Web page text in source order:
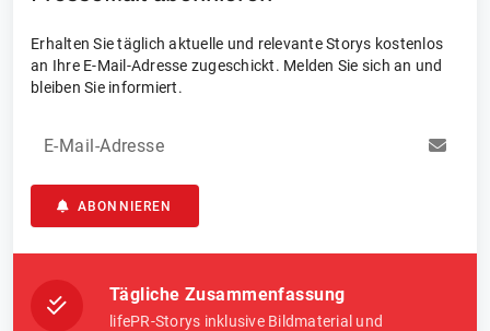
Erhalten Sie täglich aktuelle und relevante Storys kostenlos
an Ihre E-Mail-Adresse zugeschickt. Melden Sie sich an und
bleiben Sie informiert.
E-Mail-Adresse
ABONNIEREN
Tägliche Zusammenfassung
lifePR-Storys inklusive Bildmaterial und